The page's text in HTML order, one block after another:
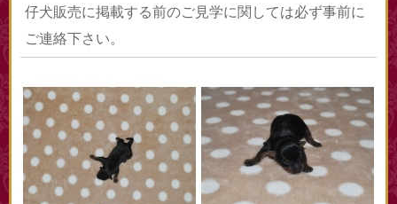
仔犬販売に掲載する前のご見学に関しては必ず事前に
ご連絡下さい。